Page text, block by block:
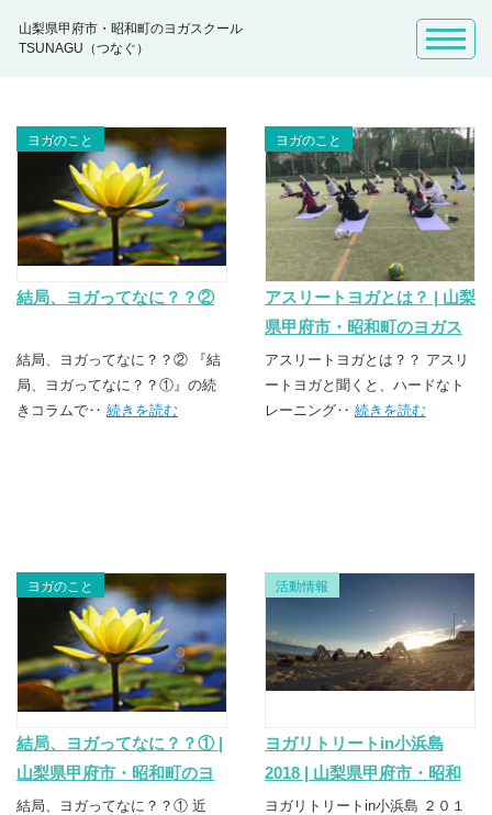
山梨県甲府市・昭和町のヨガスクール
TSUNAGU（つなぐ）
ヨガのこと
結局、ヨガってなに？？②
結局、ヨガってなに？？② 『結
局、ヨガってなに？？①』の続
きコラムで‥ 続きを読む
ヨガのこと
アスリートヨガとは？ | 山梨
県甲府市・昭和町のヨガス
クール TSUNAGU（つな
ぐ）
アスリートヨガとは？？ アスリ
ートヨガと聞くと、ハードなト
レーニング‥ 続きを読む
ヨガのこと
結局、ヨガってなに？？① |
山梨県甲府市・昭和町のヨ
ガスクール TSUNAGU（つ
結局、ヨガってなに？？① 近
活動情報
ヨガリトリートin小浜島
2018 | 山梨県甲府市・昭和
町のヨガスクール
ヨガリトリートin小浜島 ２０１